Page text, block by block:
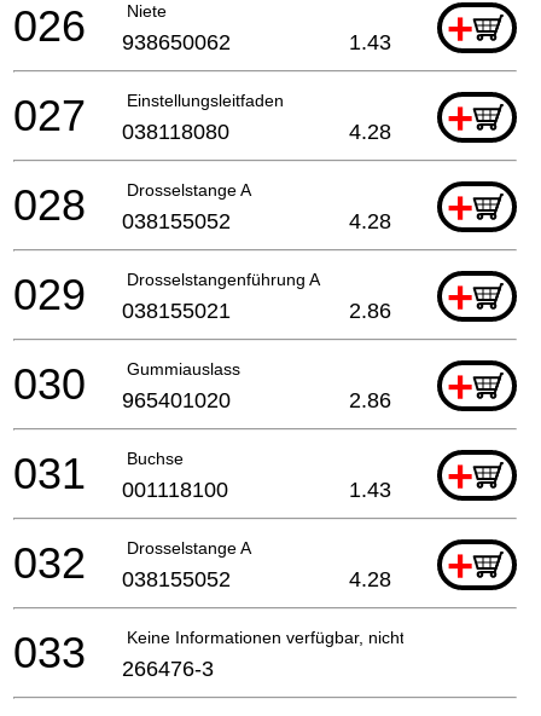
Niete +
026 938650062 1.43
Einstellungsleitfaden +
027 038118080 4.28
Drosselstange A +
028 038155052 4.28
Drosselstangenführung A +
029 038155021 2.86
Gummiauslass +
030 965401020 2.86
Buchse +
031 001118100 1.43
Drosselstange A +
032 038155052 4.28
Keine Informationen verfügbar, nicht bestellbar
033 266476-3